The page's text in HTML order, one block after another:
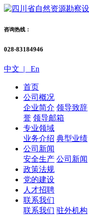
咨询热线：
028-83184946
中文 | En
首页
公司概况
企业简介 领导致辞
誉 领导邮箱
专业领域
业务介绍 典型业绩
公司新闻
安全生产 公司新闻
政策法规
党的建设
人才招聘
联系我们
联系我们 驻外机构